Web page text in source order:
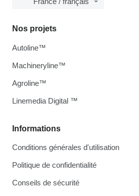
Informations
Conditions générales d'utilisation
Politique de confidentialité
Conseils de sécurité
Nos projets
Autoline™
Machineryline™
Agroline™
Linemedia Digital ™